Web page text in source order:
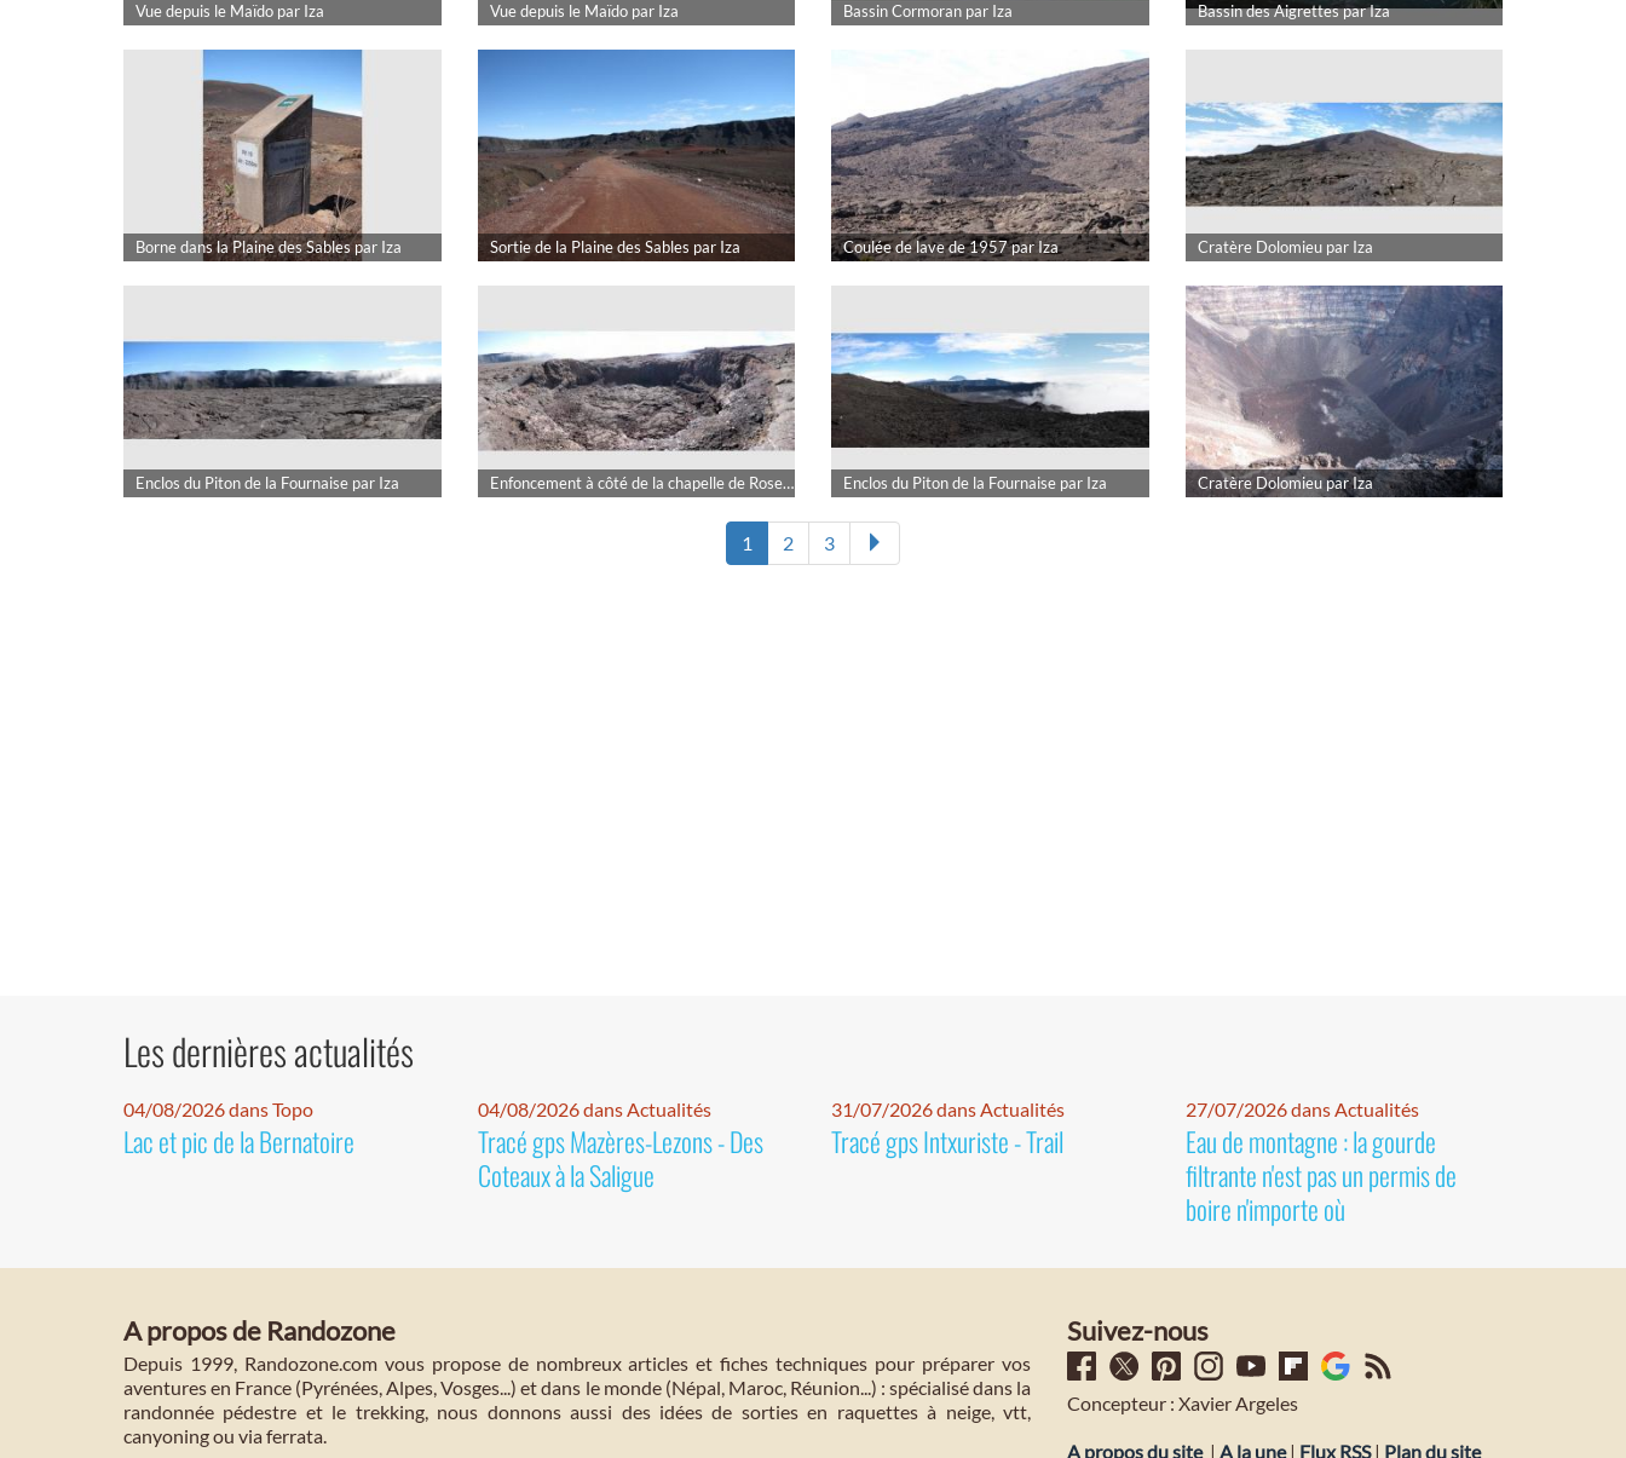
Vue depuis le Maïdo par Iza Vue depuis le Maïdo par Iza Bassin Cormoran par Iza Bassin des Aigrettes par Iza
Borne dans la Plaine des Sables par Iza Sortie de la Plaine des Sables par Iza Coulée de lave de 1957 par Iza Cratère Dolomieu par Iza
Enclos du Piton de la Fournaise par Iza Enfoncement à côté de la chapelle de Rosemont par Iza Enclos du Piton de la Fournaise par Iza Cratère Dolomieu par Iza
1 2 3
Les dernières actualités
04/08/2026 dans Topo
Lac et pic de la Bernatoire
04/08/2026 dans Actualités
Tracé gps Mazères-Lezons - Des
Coteaux à la Saligue
31/07/2026 dans Actualités
Tracé gps Intxuriste - Trail
27/07/2026 dans Actualités
Eau de montagne : la gourde
filtrante n'est pas un permis de
boire n'importe où
A propos de Randozone
Depuis 1999, Randozone.com vous propose de nombreux articles et fiches techniques pour préparer vos
aventures en France (Pyrénées, Alpes, Vosges...) et dans le monde (Népal, Maroc, Réunion...) : spécialisé dans la
randonnée pédestre et le trekking, nous donnons aussi des idées de sorties en raquettes à neige, vtt,
canyoning ou via ferrata.
Suivez-nous
Concepteur : Xavier Argeles
A propos du site | A la une| Flux RSS| Plan du site